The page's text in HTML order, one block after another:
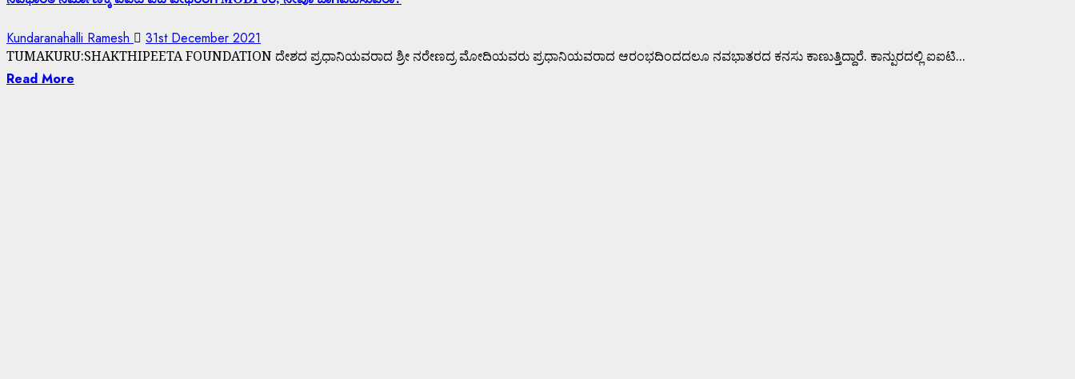
Kundaranahalli Ramesh 31st December 2021
TUMAKURU:SHAKTHIPEETA FOUNDATION ದೇಶದ ಪ್ರಧಾನಿಯವರಾದ ಶ್ರೀ ನರೇಣದ್ರ ಮೋದಿಯವರು ಪ್ರಧಾನಿಯವರಾದ ಆರಂಭದಿಂದದಲೂ ನವಭಾತರದ ಕನಸು ಕಾಣುತ್ತಿದ್ದಾರೆ. ಕಾನ್ಪುರದಲ್ಲಿ ಐಐಟಿ...
Read More